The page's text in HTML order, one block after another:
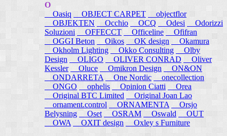
O
Oasiq
OBJECT CARPET
objectflor
OBJEKTEN
Occhio OCQ Odesi
Odorizzi
Soluzioni
OFFECCT Officeline
Ofifran
OGGI Beton
Oikos OK design
Okamura
Okholm Lighting
Okko Consulting
Olby
Design
OLIGO OLIVER CONRAD
Oliver
Kessler
Oluce Omikron Design
ON&ON
ONDARRETA
One Nordic
onecollection
ONGO
ophelis Opinion Ciatti
Orea
Original BTC Limited
Original Joan Lao
ornament.control
ORNAMENTA
Orsjo
Belysning
Oset OSRAM Oswald
OUT
OWA
OXIT design Oxley s Furniture